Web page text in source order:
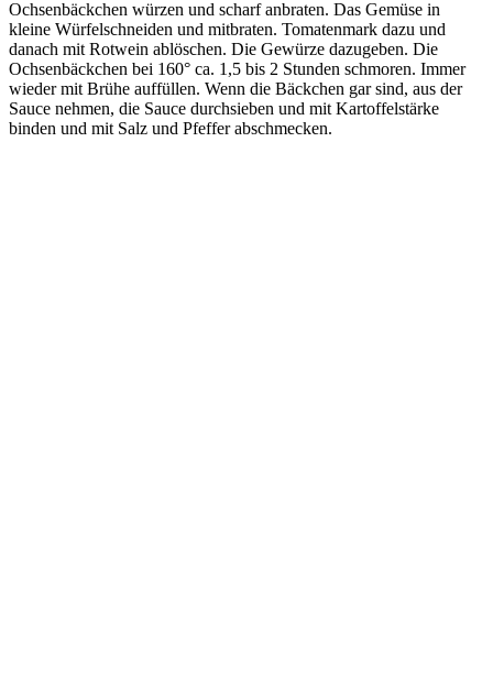
Ochsenbäckchen würzen und scharf anbraten. Das Gemüse in
kleine Würfelschneiden und mitbraten. Tomatenmark dazu und
danach mit Rotwein ablöschen. Die Gewürze dazugeben. Die
Ochsenbäckchen bei 160° ca. 1,5 bis 2 Stunden schmoren. Immer
wieder mit Brühe auffüllen. Wenn die Bäckchen gar sind, aus der
Sauce nehmen, die Sauce durchsieben und mit Kartoffelstärke
binden und mit Salz und Pfeffer abschmecken.